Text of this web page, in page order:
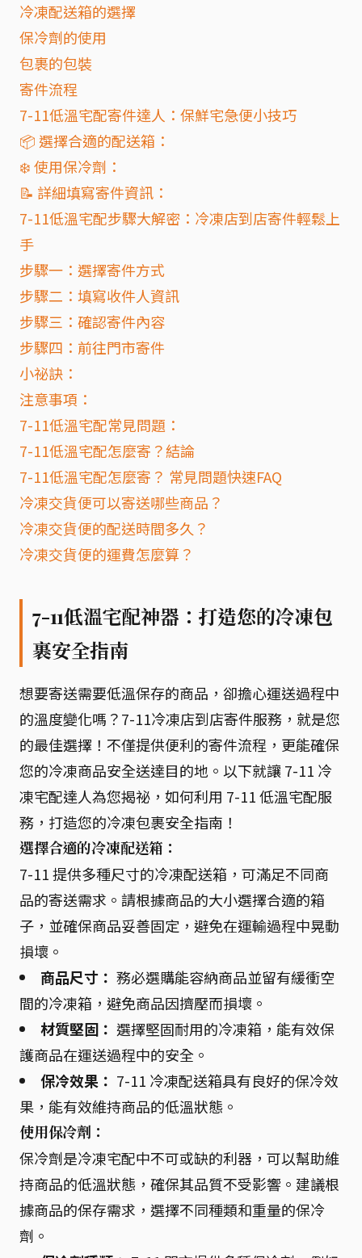
冷凍配送箱的選擇
保冷劑的使用
包裹的包裝
寄件流程
7-11低溫宅配寄件達人：保鮮宅急便小技巧
📦 選擇合適的配送箱：
❄️ 使用保冷劑：
📝 詳細填寫寄件資訊：
7-11低溫宅配步驟大解密：冷凍店到店寄件輕鬆上
手
步驟一：選擇寄件方式
步驟二：填寫收件人資訊
步驟三：確認寄件內容
步驟四：前往門市寄件
小祕訣：
注意事項：
7-11低溫宅配常見問題：
7-11低溫宅配怎麼寄？結論
7-11低溫宅配怎麼寄？ 常見問題快速FAQ
冷凍交貨便可以寄送哪些商品？
冷凍交貨便的配送時間多久？
冷凍交貨便的運費怎麼算？
7-11低溫宅配神器：打造您的冷凍包
裹安全指南
想要寄送需要低溫保存的商品，卻擔心運送過程中
的溫度變化嗎？7-11冷凍店到店寄件服務，就是您
的最佳選擇！不僅提供便利的寄件流程，更能確保
您的冷凍商品安全送達目的地。以下就讓 7-11 冷
凍宅配達人為您揭祕，如何利用 7-11 低溫宅配服
務，打造您的冷凍包裹安全指南！
選擇合適的冷凍配送箱：
7-11 提供多種尺寸的冷凍配送箱，可滿足不同商
品的寄送需求。請根據商品的大小選擇合適的箱
子，並確保商品妥善固定，避免在運輸過程中晃動
損壞。
商品尺寸： 務必選購能容納商品並留有緩衝空
間的冷凍箱，避免商品因擠壓而損壞。
材質堅固： 選擇堅固耐用的冷凍箱，能有效保
護商品在運送過程中的安全。
保冷效果： 7-11 冷凍配送箱具有良好的保冷效
果，能有效維持商品的低溫狀態。
使用保冷劑：
保冷劑是冷凍宅配中不可或缺的利器，可以幫助維
持商品的低溫狀態，確保其品質不受影響。建議根
據商品的保存需求，選擇不同種類和重量的保冷
劑。